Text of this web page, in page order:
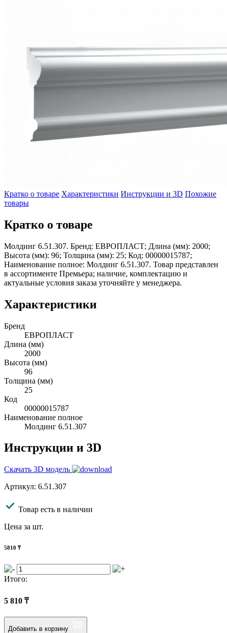
Кратко о товаре Характеристики Инструкции и 3D Похожие
товары
Кратко о товаре
Молдинг 6.51.307. Бренд: ЕВРОПЛАСТ; Длина (мм): 2000;
Высота (мм): 96; Толщина (мм): 25; Код: 00000015787;
Наименование полное: Молдинг 6.51.307. Товар представлен
в ассортименте Премьера; наличие, комплектацию и
актуальные условия заказа уточняйте у менеджера.
Характеристики
Бренд
ЕВРОПЛАСТ
Длина (мм)
2000
Высота (мм)
96
Толщина (мм)
25
Код
00000015787
Наименование полное
Молдинг 6.51.307
Инструкции и 3D
Скачать 3D модель
Артикул: 6.51.307
Товар есть в наличии
Цена за шт.
5810 ₸
Итого:
5 810 ₸
Добавить в корзину